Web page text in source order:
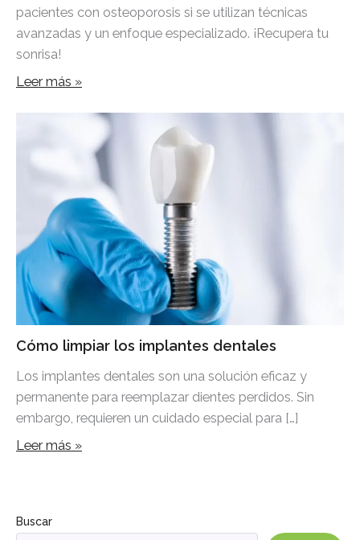
pacientes con osteoporosis si se utilizan técnicas
avanzadas y un enfoque especializado. ¡Recupera tu
sonrisa!
Leer más »
Cómo limpiar los implantes dentales
Los implantes dentales son una solución eficaz y
permanente para reemplazar dientes perdidos. Sin
embargo, requieren un cuidado especial para […]
Leer más »
Buscar